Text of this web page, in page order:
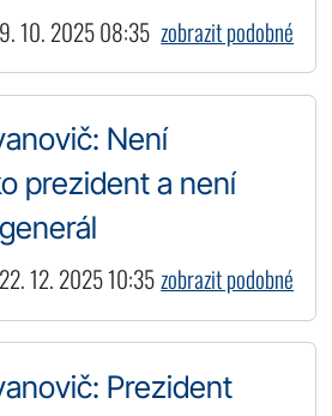
10. 2025 08:35 zobrazit podobné
Není
prezident a není
12. 2025 10:35zobrazit podobné
Prezident